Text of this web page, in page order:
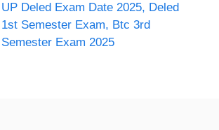
UP Deled Exam Date 2025, Deled
1st Semester Exam, Btc 3rd
Semester Exam 2025